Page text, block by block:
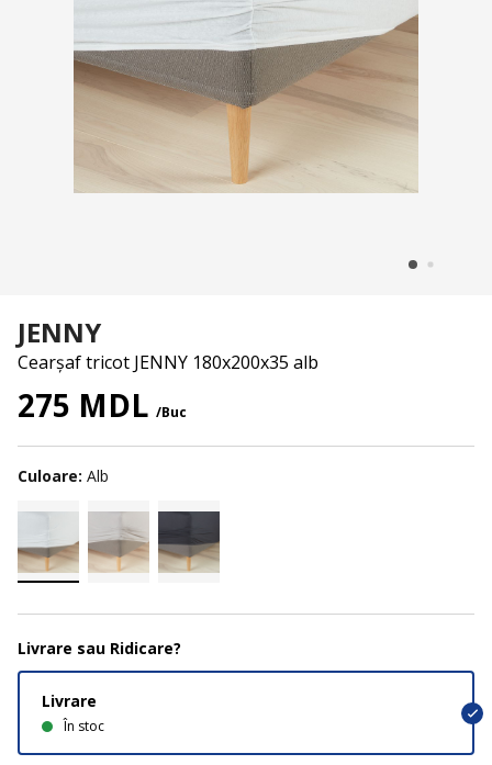
JENNY
Cearșaf tricot JENNY 180x200x35 alb
275 MDL /Buc
Culoare: Alb
Livrare sau Ridicare?
Livrare
În stoc